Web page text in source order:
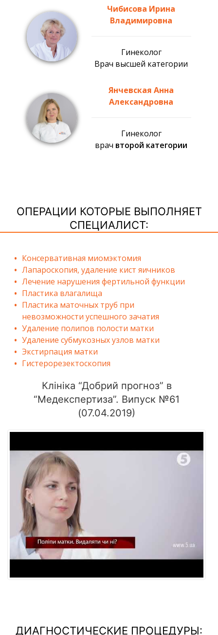
Чибисова Ирина
Владимировна
Гинеколог
Врач высшей категории
Янчевская Анна
Александровна
Гинеколог
врач второй категории
ОПЕРАЦИИ КОТОРЫЕ ВЫПОЛНЯЕТ
СПЕЦИАЛИСТ:
Консервативная миомэктомия
Лапароскопия, удаление кист яичников
Лечение нарушения фертильной функции
Пластика влагалища
Пластика маточных труб при
невозможности успешного зачатия
Удаление полипов полости матки
Удаление субмукозных узлов матки
Экстирпация матки
Гистерорезектоскопия
Клініка “Добрий прогноз” в
“Медекспертиза”. Випуск №61
(07.04.2019)
ДИАГНОСТИЧЕСКИЕ ПРОЦЕДУРЫ: